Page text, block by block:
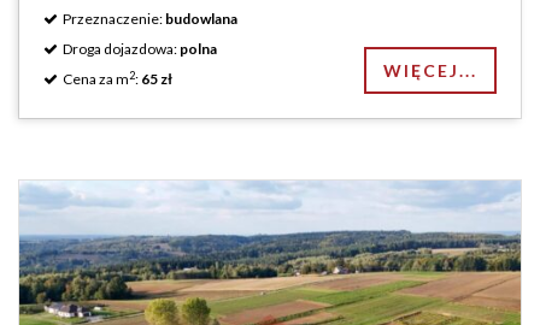
Przeznaczenie: budowlana
Droga dojazdowa: polna
Cena za m2: 65 zł WIĘCEJ...